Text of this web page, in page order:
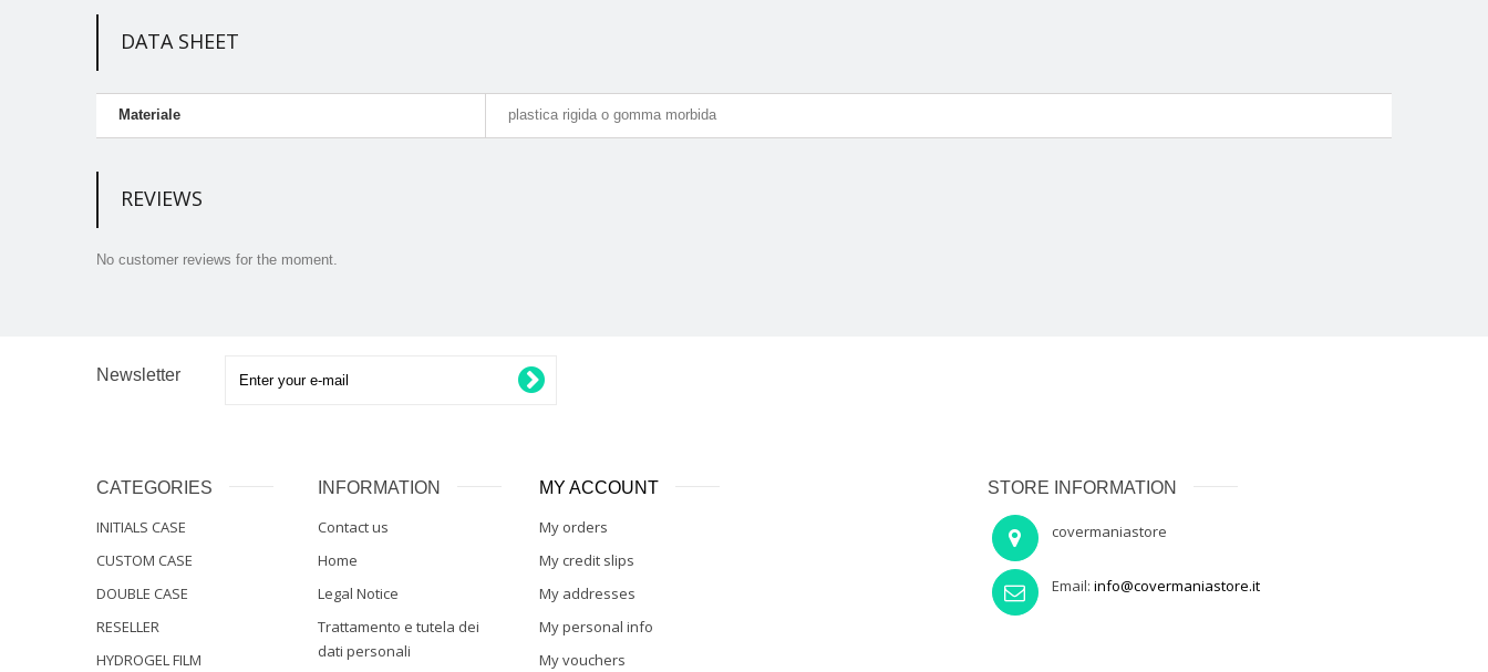
DATA SHEET
Materiale plastica rigida o gomma morbida
REVIEWS
No customer reviews for the moment.
Newsletter
CATEGORIES
INITIALS CASE
CUSTOM CASE
DOUBLE CASE
RESELLER
HYDROGEL FILM
INFORMATION
Contact us
Home
Legal Notice
Trattamento e tutela dei
dati personali
MY ACCOUNT
My orders
My credit slips
My addresses
My personal info
My vouchers
STORE INFORMATION
covermaniastore
Email: info@covermaniastore.it